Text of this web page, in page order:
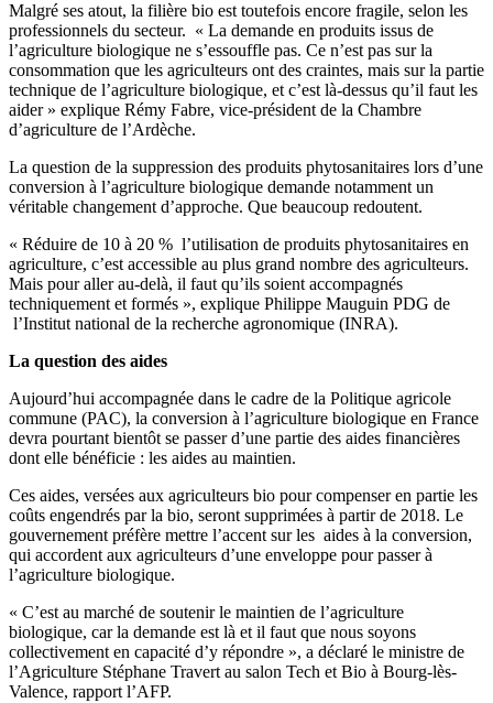
Malgré ses atout, la filière bio est toutefois encore fragile, selon les
professionnels du secteur. « La demande en produits issus de
l’agriculture biologique ne s’essouffle pas. Ce n’est pas sur la
consommation que les agriculteurs ont des craintes, mais sur la partie
technique de l’agriculture biologique, et c’est là-dessus qu’il faut les
aider » explique Rémy Fabre, vice-président de la Chambre
d’agriculture de l’Ardèche.
La question de la suppression des produits phytosanitaires lors d’une
conversion à l’agriculture biologique demande notamment un
véritable changement d’approche. Que beaucoup redoutent.
« Réduire de 10 à 20 % l’utilisation de produits phytosanitaires en
agriculture, c’est accessible au plus grand nombre des agriculteurs.
Mais pour aller au-delà, il faut qu’ils soient accompagnés
techniquement et formés », explique Philippe Mauguin PDG de
l’Institut national de la recherche agronomique (INRA).
La question des aides
Aujourd’hui accompagnée dans le cadre de la Politique agricole
commune (PAC), la conversion à l’agriculture biologique en France
devra pourtant bientôt se passer d’une partie des aides financières
dont elle bénéficie : les aides au maintien.
Ces aides, versées aux agriculteurs bio pour compenser en partie les
coûts engendrés par la bio, seront supprimées à partir de 2018. Le
gouvernement préfère mettre l’accent sur les aides à la conversion,
qui accordent aux agriculteurs d’une enveloppe pour passer à
l’agriculture biologique.
« C’est au marché de soutenir le maintien de l’agriculture
biologique, car la demande est là et il faut que nous soyons
collectivement en capacité d’y répondre », a déclaré le ministre de
l’Agriculture Stéphane Travert au salon Tech et Bio à Bourg-lès-
Valence, rapport l’AFP.